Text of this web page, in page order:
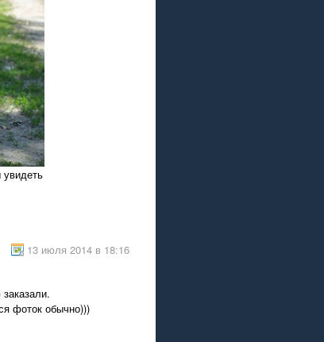
13 июля 2014 в 18:16
фоток обычно)))